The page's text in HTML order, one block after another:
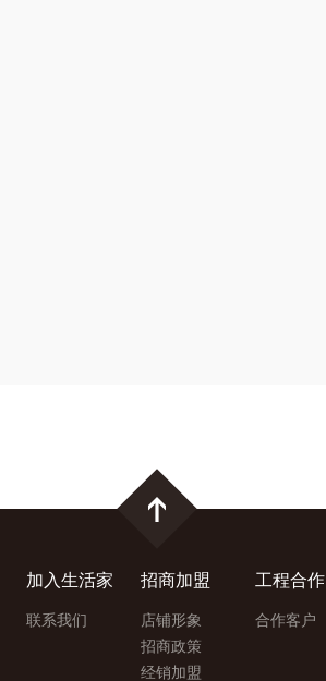
加入生活家
联系我们
招商加盟
店铺形象
招商政策
经销加盟
工程合作
合作客户